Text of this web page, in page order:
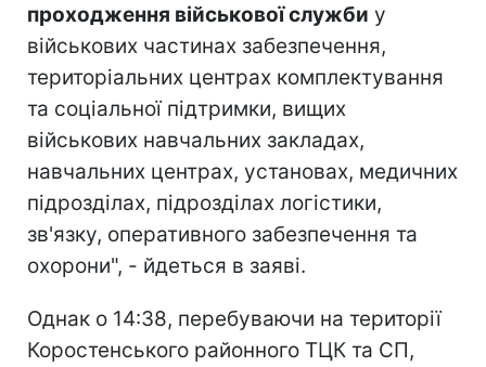
проходження військової служби у
військових частинах забезпечення,
територіальних центрах комплектування
та соціальної підтримки, вищих
військових навчальних закладах,
навчальних центрах, установах, медичних
підрозділах, підрозділах логістики,
зв'язку, оперативного забезпечення та
охорони", - йдеться в заяві.
Однак о 14:38, перебуваючи на території
Коростенського районного ТЦК та СП,